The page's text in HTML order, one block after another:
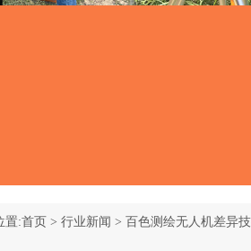
置:首页 > 行业新闻 > 百色测绘无人机差异